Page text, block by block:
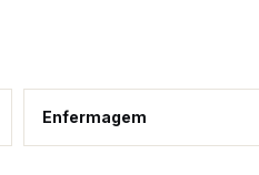
Enfermagem